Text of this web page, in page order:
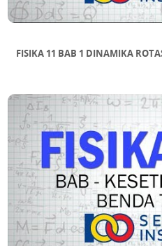
FISIKA 11 BAB 1 DINAMIKA